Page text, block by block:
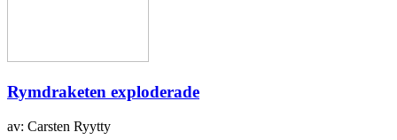
Rymdraketen exploderade
av: Carsten Ryytty